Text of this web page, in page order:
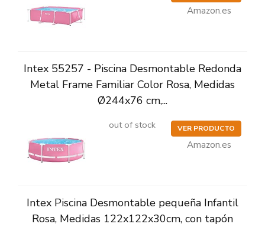
Amazon.es
Intex 55257 - Piscina Desmontable Redonda
Metal Frame Familiar Color Rosa, Medidas
Ø244x76 cm,...
out of stock VER PRODUCTO
Amazon.es
Intex Piscina Desmontable pequeña Infantil
Rosa, Medidas 122x122x30cm, con tapón